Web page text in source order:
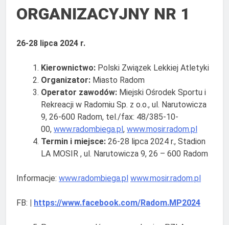
ORGANIZACYJNY NR 1
26-28 lipca 2024 r.
Kierownictwo: Polski Związek Lekkiej Atletyki
Organizator: Miasto Radom
Operator zawodów: Miejski Ośrodek Sportu i
Rekreacji w Radomiu Sp. z o.o., ul. Narutowicza
9, 26-600 Radom, tel./fax: 48/385-10-
00, www.radombiega.pl, www.mosir.radom.pl
Termin i miejsce: 26-28 lipca 2024 r., Stadion
LA MOSIR , ul. Narutowicza 9, 26 – 600 Radom
Informacje: www.radombiega.pl www.mosir.radom.pl
FB: | https://www.facebook.com/Radom.MP2024